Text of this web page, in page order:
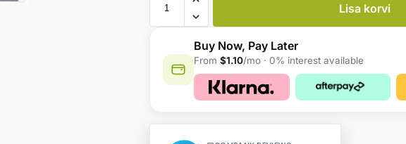
Lisa korvi
Buy Now, Pay Later
From $1.10/mo · 0% interest available